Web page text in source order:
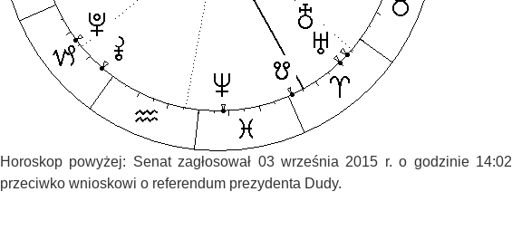
Horoskop powyżej: Senat zagłosował 03 września 2015 r. o godzinie 14:02
przeciwko wnioskowi o referendum prezydenta Dudy.